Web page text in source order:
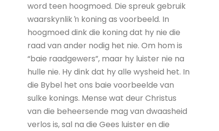
word teen hoogmoed. Die spreuk gebruik
waarskynlik ŉ koning as voorbeeld. In
hoogmoed dink die koning dat hy nie die
raad van ander nodig het nie. Om hom is
“baie raadgewers”, maar hy luister nie na
hulle nie. Hy dink dat hy alle wysheid het. In
die Bybel het ons baie voorbeelde van
sulke konings. Mense wat deur Christus
van die beheersende mag van dwaasheid
verlos is, sal na die Gees luister en die